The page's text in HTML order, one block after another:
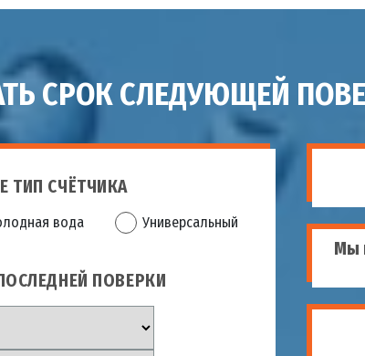
СРОК СЛЕДУЮЩЕЙ
ТИП СЧЁТЧИКА
вода Универсальный
ПОВЕРКИ
Мы